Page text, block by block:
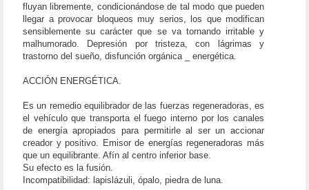
fluyan libremente, condicionándose de tal modo que pueden
llegar a provocar bloqueos muy serios, los que modifican
sensiblemente su carácter que se va tornando irritable y
malhumorado. Depresión por tristeza, con lágrimas y
trastorno del sueño, disfunción orgánica _ energética.
ACCIÓN ENERGÉTICA.
Es un remedio equilibrador de las fuerzas regeneradoras, es
el vehículo que transporta el fuego interno por los canales
de energía apropiados para permitirle al ser un accionar
creador y positivo. Emisor de energías regeneradoras más
que un equilibrante. Afín al centro inferior base.
Su efecto es la fusión.
Incompatibilidad: lapislázuli, ópalo, piedra de luna.